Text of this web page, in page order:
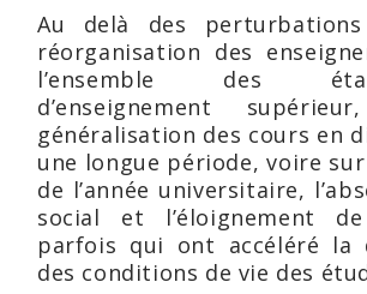
Au delà des
réorganisation des
l’ensemble des
d’enseignement
généralisation des cours en
une longue période, voire
de l’année universitaire,
social et l’éloignement
parfois qui ont accéléré la
des conditions de vie des